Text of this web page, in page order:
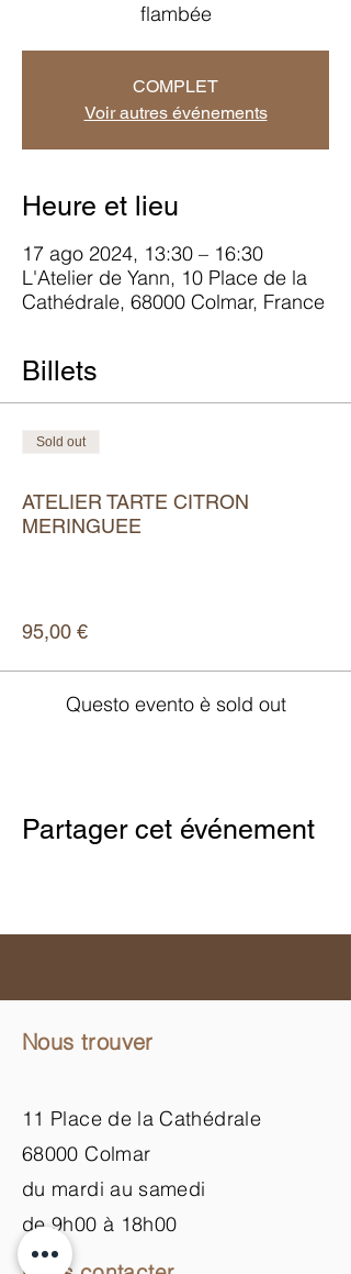
flambée
COMPLET
Voir autres événements
Heure et lieu
17 ago 2024, 13:30 – 16:30
L'Atelier de Yann, 10 Place de la
Cathédrale, 68000 Colmar, France
Billets
Sold out
ATELIER TARTE CITRON
MERINGUEE
95,00 €
Questo evento è sold out
Partager cet événement
Nous trouver
11 Place de la Cathédrale
68000 Colmar
du mardi au samedi
de 9h00 à 18h00